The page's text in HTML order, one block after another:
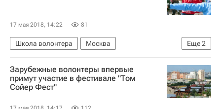
17 мая 2018, 14:22 81
Еще2
Школа волонтера
Москва
Парк культуры имени Горького
Волонтерство в России
Зарубежные волонтеры впервые
примут участие в фестивале "Том
Сойер Фест"